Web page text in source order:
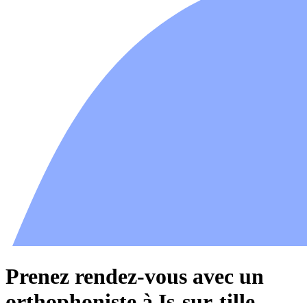
Prenez rendez-vous avec un